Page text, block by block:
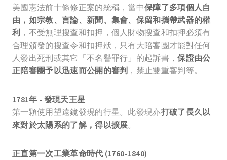
美國憲法前十條修正案的統稱，當中保障了多項個人自
由，如宗教、言論、新聞、集會、保留和攜帶武器的權
利 ，不受無理搜查和扣押，個人財物搜查和扣押必須有
合理頒發的搜查令和扣押狀，只有大陪審團才能對任何
人發出死刑或其它「不名譽罪行」的起訴書，保證由公
正陪審團予以迅速而公開的審判 ，禁止雙重審判等。
1781年 - 發現天王星
第一顆使用望遠鏡發現的行星。此發現亦打破了長久以
來對於太陽系的了解，得以擴展。
正直第一次工業革命時代 (1760-1840)